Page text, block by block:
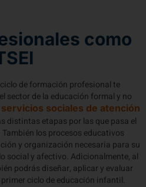
como
de formación profesional te
sector de la educación formal y no
sociales de atención
distintas etapas por las que pasa el
los procesos educativos
y organización necesaria para su
social y afectivo. Adicionalmente, al
podrás diseñar, aplicar y evaluar
ciclo de educación infantil.